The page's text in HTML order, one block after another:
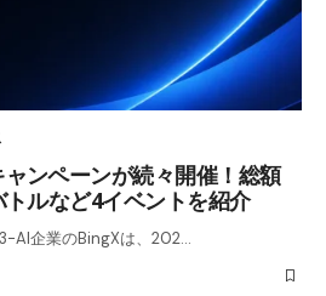
ンペーンが続々開催！総額
ルなど4イベントを紹介
AI企業のBingXは、202…